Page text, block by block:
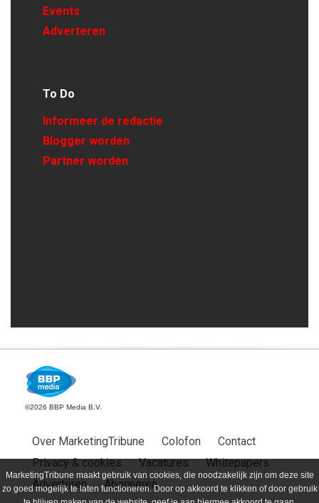
MarketingTribune maakt gebruik van cookies, die noodzakelijk zijn om deze site
zo goed mogelijk te laten functioneren. Door op akkoord te klikken of door gebruik
Events
Adverteren
To Do
Informeer de redactie
Blogger worden
Partner worden
©2026 BBP Media B.V.
Over MarketingTribune Colofon
Contact
Privacy & cookies
Vacatures
Whitepapers
Adverteren
Abonneren